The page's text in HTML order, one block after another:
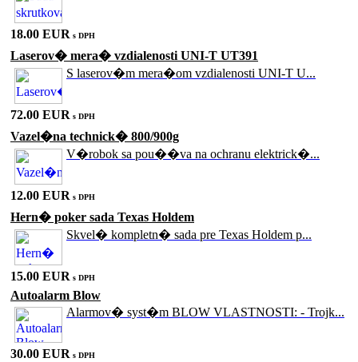
18.00 EUR s DPH
Laserov� mera� vzdialenosti UNI-T UT391
S laserov�m mera�om vzdialenosti UNI-T U...
72.00 EUR s DPH
Vazel�na technick� 800/900g
V�robok sa pou��va na ochranu elektrick�...
12.00 EUR s DPH
Hern� poker sada Texas Holdem
Skvel� kompletn� sada pre Texas Holdem p...
15.00 EUR s DPH
Autoalarm Blow
Alarmov� syst�m BLOW VLASTNOSTI: - Trojk...
30.00 EUR s DPH